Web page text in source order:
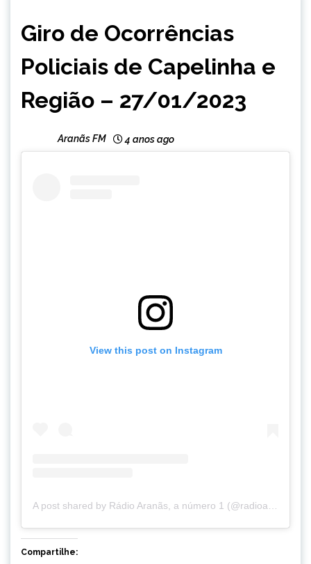
NOTÍCIAS
Giro de Ocorrências
Policiais de Capelinha e
Região – 27/01/2023
Aranãs FM 4 anos ago
View this post on Instagram
Compartilhe: